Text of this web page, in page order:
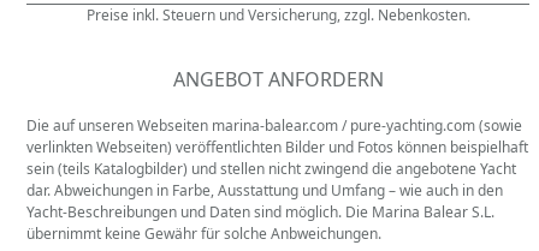
Preise inkl. Steuern und Versicherung, zzgl. Nebenkosten.
ANGEBOT ANFORDERN
Die auf unseren Webseiten marina-balear.com / pure-yachting.com (sowie
verlinkten Webseiten) veröffentlichten Bilder und Fotos können beispielhaft
sein (teils Katalogbilder) und stellen nicht zwingend die angebotene Yacht
dar. Abweichungen in Farbe, Ausstattung und Umfang – wie auch in den
Yacht-Beschreibungen und Daten sind möglich. Die Marina Balear S.L.
übernimmt keine Gewähr für solche Anbweichungen.